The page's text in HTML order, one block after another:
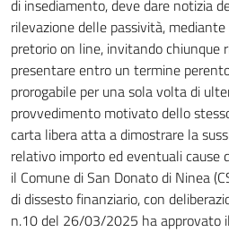
di insediamento, deve dare notizia
rilevazione delle passività, mediante
pretorio on line, invitando chiunque
presentare entro un termine
prorogabile per una sola volta di
provvedimento motivato dello
carta libera atta a dimostrare la
relativo importo ed eventuali cause
il Comune di San Donato di Ninea
di dissesto finanziario, con
n.10 del 26/03/2025 ha approvato